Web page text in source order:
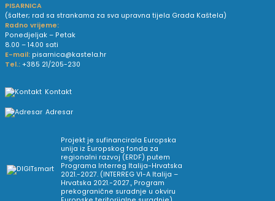
PISARNICA
(šalter; rad sa strankama za sva upravna tijela Grada Kaštela)
Radno vrijeme:
Ponedjeljak – Petak
8.00 – 14.00 sati
E-mail: pisarnica@kastela.hr
Tel.: +385 21/205-230
Kontakt
Adresar
Projekt je sufinancirala Europska
unija iz Europskog fonda za
regionalni razvoj (ERDF) putem
Programa Interreg Italija-Hrvatska
2021.-2027. (INTERREG VI-A Italija –
Hrvatska 2021.-2027., Program
prekogranične suradnje u okviru